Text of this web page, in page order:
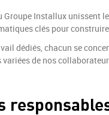
Installux unissent
clés pour
dédiés, chacun se
de nos